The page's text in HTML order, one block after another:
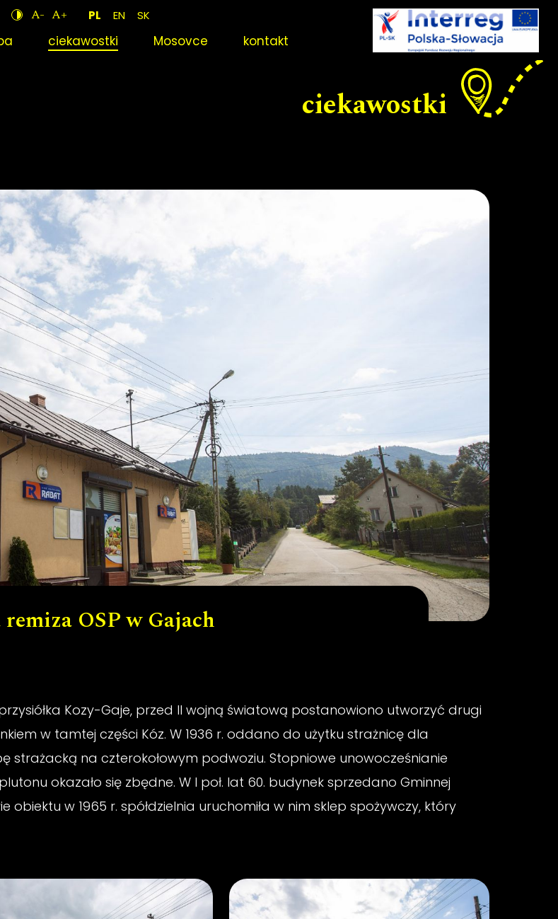
ciekawostki Mosovce kontakt
PL EN SK
A- A+
ciekawostki
remiza OSP w Gajach
Kozy-Gaje, przed II wojną światową postanowiono utworzyć drugi
w tamtej części Kóz. W 1936 r. oddano do użytku strażnicę dla
na czterokołowym podwoziu. Stopniowe unowocześnianie
okazało się zbędne. W I poł. lat 60. budynek sprzedano Gminnej
obiektu w 1965 r. spółdzielnia uruchomiła w nim sklep spożywczy, który